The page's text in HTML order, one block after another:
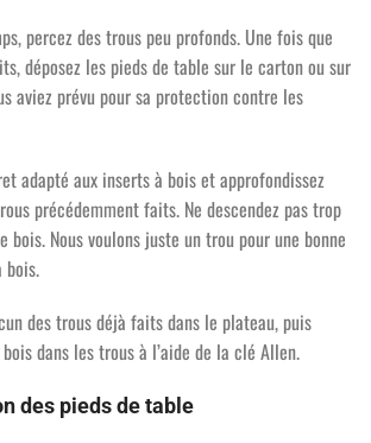
percez des trous peu profonds. Une fois que
déposez les pieds de table sur le carton ou sur
aviez prévu pour sa protection contre les
adapté aux inserts à bois et approfondissez
précédemment faits. Ne descendez pas trop
bois. Nous voulons juste un trou pour une bonne
bois.
des trous déjà faits dans le plateau, puis
dans les trous à l’aide de la clé Allen.
des pieds de table